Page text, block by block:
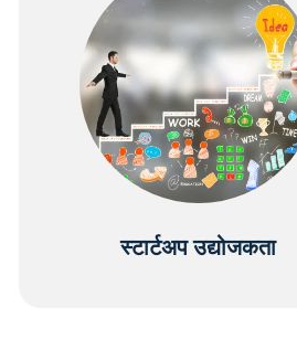
स्टार्टअप उद्योजकता